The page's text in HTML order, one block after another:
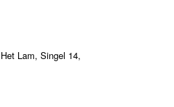
Lam, Singel 14,